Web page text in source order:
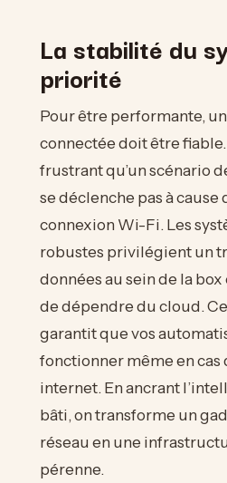
La stabilité du
priorité
Pour être performante,
connectée doit être fiable.
frustrant qu’un scénario
se déclenche pas à cause
connexion Wi-Fi. Les
robustes privilégient un
données au sein de la
de dépendre du cloud.
garantit que vos
fonctionner même en cas
internet. En ancrant
bâti, on transforme un
réseau en une
pérenne.